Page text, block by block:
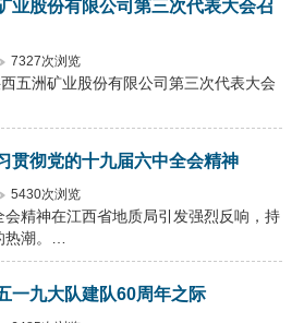
业股份有限公司第三次代表大会召
7327次浏览
五洲矿业股份有限公司第三次代表大会
贯彻党的十九届六中全会精神
5430次浏览
精神在江西省地质局引发强烈反响，持
热潮。…
一九大队建队60周年之际